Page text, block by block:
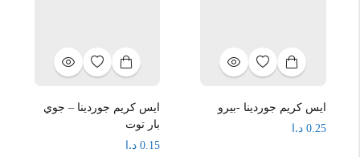
ايس كريم جوردينا -بيرو
0.25 د.ا
ايس كريم جوردينا – جوي
بار توت
0.15 د.ا